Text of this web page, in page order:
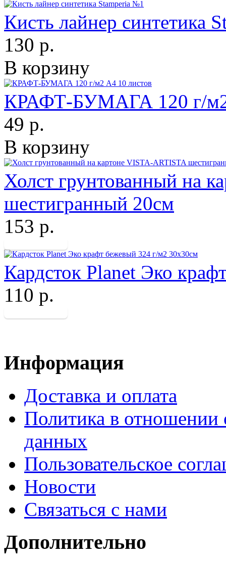
Кисть лайнер синтетика
130 р.
В корзину
КРАФТ-БУМАГА 120 г/м2
49 р.
В корзину
Холст грунтованный на
шестигранный 20см
153 р.
Кардсток Planet Эко
110 р.
Информация
Доставка и оплата
Политика в отношении
данных
Пользовательское
Новости
Связаться с нами
Дополнительно